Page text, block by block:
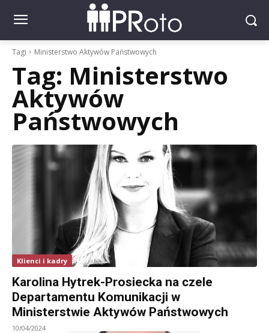
Tagi Ministerstwo Aktywów Państwowych
Tag: Ministerstwo
Aktywów
Państwowych
Klienci i kadry
Karolina Hytrek-Prosiecka na czele
Departamentu Komunikacji w
Ministerstwie Aktywów Państwowych
10/04/2024